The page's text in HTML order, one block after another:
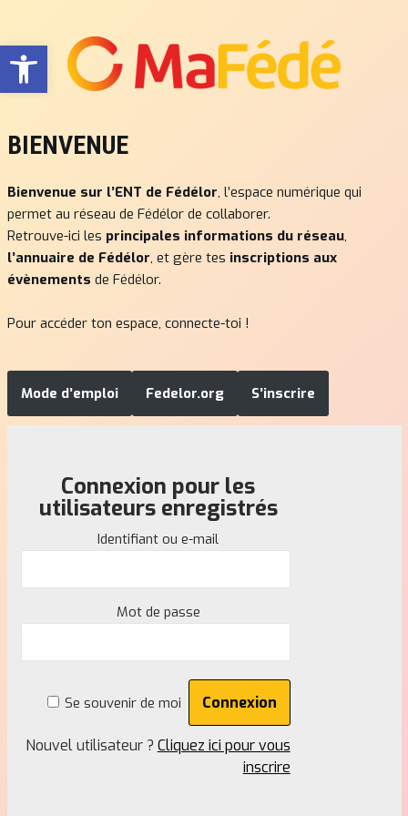
Aller
au
contenu
BIENVENUE
Bienvenue sur l’ENT de Fédélor, l’espace numérique qui
permet au réseau de Fédélor de collaborer.
Retrouve-ici les principales informations du réseau,
l’annuaire de Fédélor, et gère tes inscriptions aux
évènements de Fédélor.
Pour accéder ton espace, connecte-toi !
Mode d’emploi Fedelor.org S’inscrire
Connexion pour les
utilisateurs enregistrés
Identifiant ou e-mail
Mot de passe
Se souvenir de moi
Nouvel utilisateur ? Cliquez ici pour vous
inscrire
Ouvrir la barre d’outils